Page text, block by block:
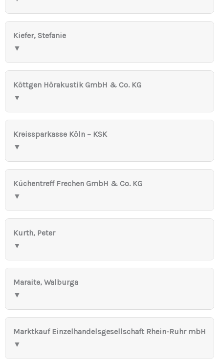
Kiefer, Stefanie
▼
Köttgen Hörakustik GmbH & Co. KG
▼
Kreissparkasse Köln – KSK
▼
Küchentreff Frechen GmbH & Co. KG
▼
Kurth, Peter
▼
Maraite, Walburga
▼
Marktkauf Einzelhandelsgesellschaft Rhein-Ruhr mbH
▼